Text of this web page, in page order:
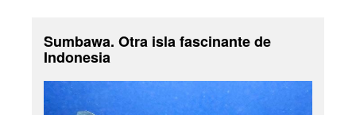
Sumbawa. Otra isla fascinante de
Indonesia